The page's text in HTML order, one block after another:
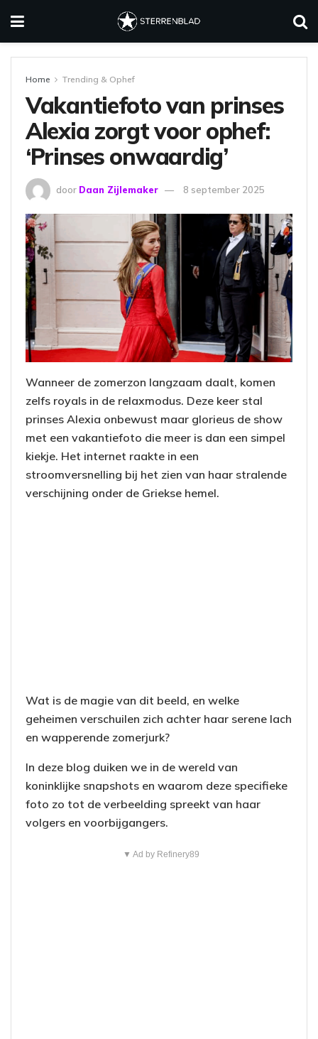
Home Trending & Ophef
Vakantiefoto van prinses
Alexia zorgt voor ophef:
‘Prinses onwaardig’
door Daan Zijlemaker 8 september 2025
Wanneer de zomerzon langzaam daalt, komen
zelfs royals in de relaxmodus. Deze keer stal
prinses Alexia onbewust maar glorieus de show
met een vakantiefoto die meer is dan een simpel
kiekje. Het internet raakte in een
stroomversnelling bij het zien van haar stralende
verschijning onder de Griekse hemel.
Wat is de magie van dit beeld, en welke
geheimen verschuilen zich achter haar serene lach
en wapperende zomerjurk?
In deze blog duiken we in de wereld van
koninklijke snapshots en waarom deze specifieke
foto zo tot de verbeelding spreekt van haar
volgers en voorbijgangers.
▼ Ad by Refinery89